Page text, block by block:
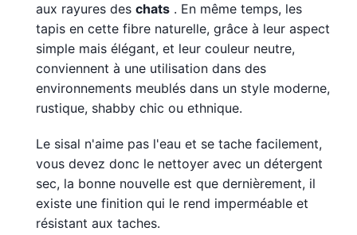
aux rayures des chats . En même temps, les
tapis en cette fibre naturelle, grâce à leur aspect
simple mais élégant, et leur couleur neutre,
conviennent à une utilisation dans des
environnements meublés dans un style moderne,
rustique, shabby chic ou ethnique.
Le sisal n'aime pas l'eau et se tache facilement,
vous devez donc le nettoyer avec un détergent
sec, la bonne nouvelle est que dernièrement, il
existe une finition qui le rend imperméable et
résistant aux taches.